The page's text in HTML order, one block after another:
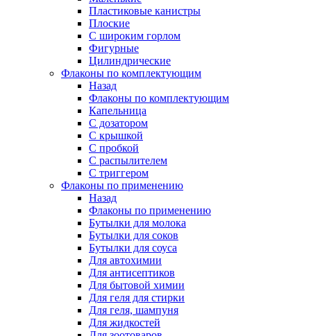
Пластиковые канистры
Плоские
С широким горлом
Фигурные
Цилиндрические
Флаконы по комплектующим
Назад
Флаконы по комплектующим
Капельница
С дозатором
С крышкой
С пробкой
С распылителем
С триггером
Флаконы по применению
Назад
Флаконы по применению
Бутылки для молока
Бутылки для соков
Бутылки для соуса
Для автохимии
Для антисептиков
Для бытовой химии
Для геля для стирки
Для геля, шампуня
Для жидкостей